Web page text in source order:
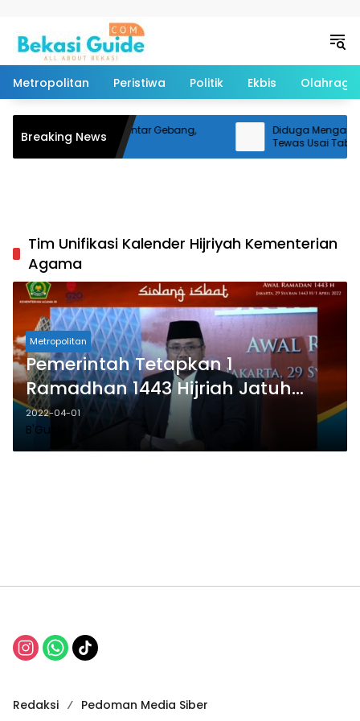
Metropolitan Peristiwa Politik Ekbis Olahraga
Breaking News
Truk Tabrak Livina di Bantar Gebang,
Satu Orang Tewas
Diduga
Tewas Usai
Tim Unifikasi Kalender Hijriyah Kementerian
Agama
Metropolitan
Pemerintah Tetapkan 1
Ramadhan 1443 Hijriah Jatuh
pada 3 April 2022
2022-04-01
B'Guide
Redaksi Pedoman Media Siber